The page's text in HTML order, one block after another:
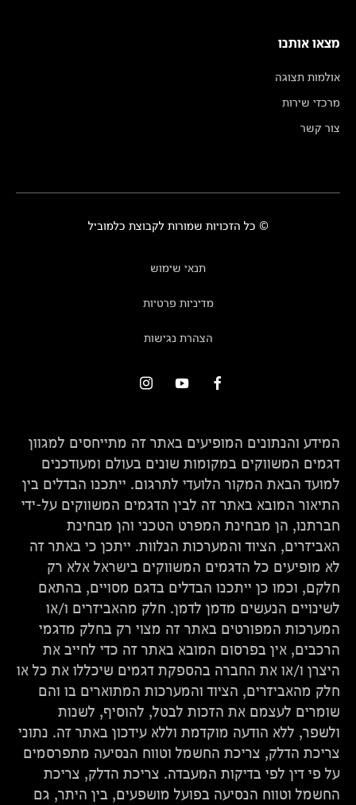
מצאו אותנו
אולמות תצוגה
מרכזי שירות
צור קשר
© כל הזכויות שמורות לקבוצת כלמוביל
תנאי שימוש
מדיניות פרטיות
הצהרת נגישות
המידע והנתונים המופיעים באתר זה מתייחסים למגוון
דגמים המשווקים במקומות שונים בעולם ומעודכנים
למועד הבאת המקור הלועדי לתרגום. ייתכנו הבדלים בין
התיאור המובא באתר זה לבין הדגמים המשווקים על-ידי
חברתנו, הן מבחינת המפרט הטכני והן מבחינת
האביזרים, הציוד והמערכות הנלוות. ייתכן כי באתר זה
לא מופיעים כל הדגמים המשווקים בישראל אלא רק
חלקם, וכמו כן ייתכנו הבדלים בדגם מסויים, בהתאם
לשינויים הנעשים מדמן לדמן. חלק מהאביזרים ו/או
המערכות המפורטים באתר זה מצוי רק בחלק מדגמי
הרכבים, אין בפרסום המובא באתר זה כדי לחייב את
היצרן ו/או את החברה בהספקת דגמים שיכללו את כל או
חלק מהאביזרים, הציוד והמערכות המתוארים בו והם
שומרים לעצמם את הזכות לבטל, להוסיף, לשנות
ולשפר, ללא הודעה מוקדמת וללא עידכון באתר זה. נתוני
צריכת הדלק, צריכת החשמל וטווח הנסיעה מתפרסמים
על פי דין לפי בדיקות המעבדה. צריכת הדלק, צריכת
החשמל וטווח הנסיעה בפועל מושפעים, בין היתר, גם